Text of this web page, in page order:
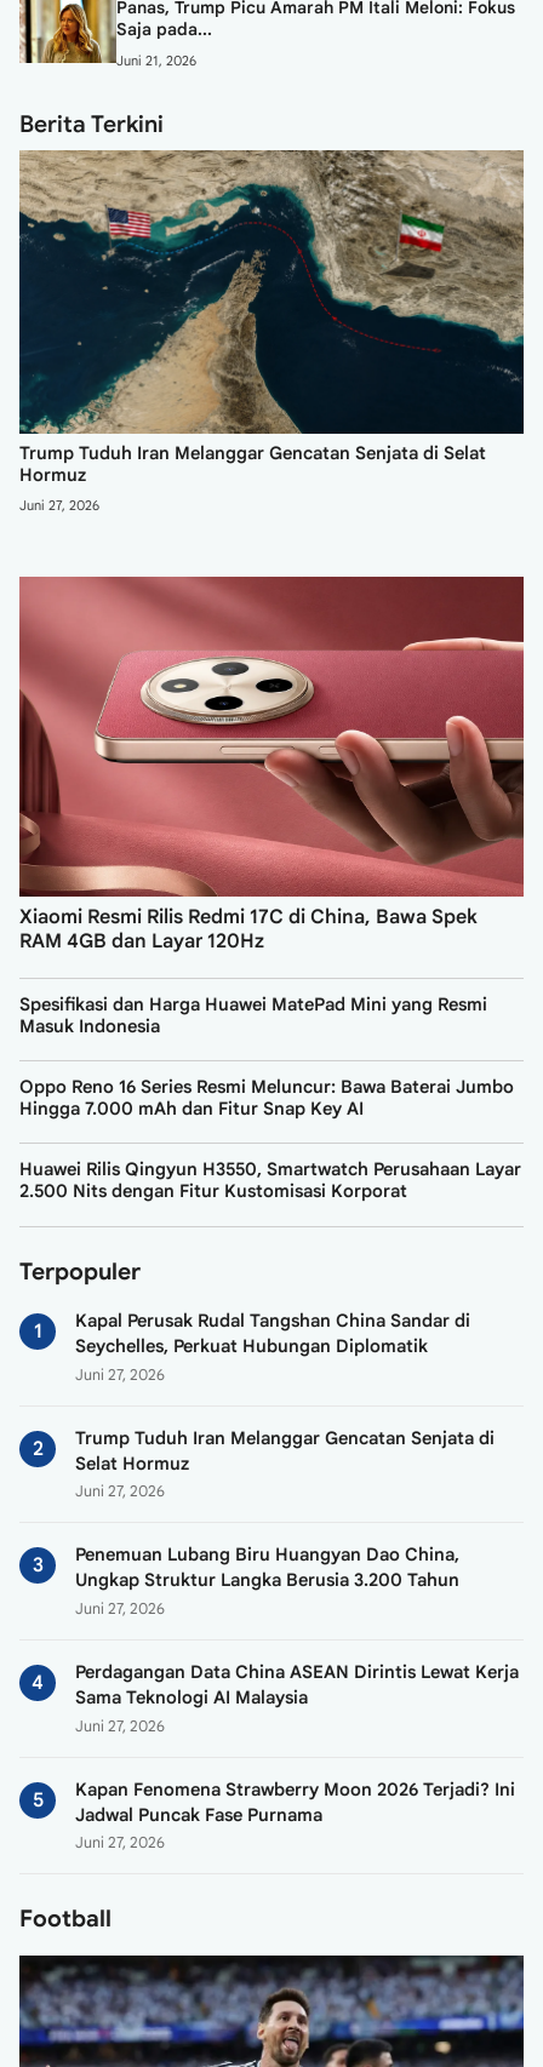
Panas, Trump Picu Amarah PM Itali Meloni: Fokus
Saja pada...
Juni 21, 2026
Berita Terkini
Trump Tuduh Iran Melanggar Gencatan Senjata di Selat
Hormuz
Juni 27, 2026
Xiaomi Resmi Rilis Redmi 17C di China, Bawa Spek
RAM 4GB dan Layar 120Hz
Spesifikasi dan Harga Huawei MatePad Mini yang Resmi
Masuk Indonesia
Oppo Reno 16 Series Resmi Meluncur: Bawa Baterai Jumbo
Hingga 7.000 mAh dan Fitur Snap Key AI
Huawei Rilis Qingyun H3550, Smartwatch Perusahaan Layar
2.500 Nits dengan Fitur Kustomisasi Korporat
Terpopuler
Kapal Perusak Rudal Tangshan China Sandar di
Seychelles, Perkuat Hubungan Diplomatik
Juni 27, 2026
Trump Tuduh Iran Melanggar Gencatan Senjata di
Selat Hormuz
Juni 27, 2026
Penemuan Lubang Biru Huangyan Dao China,
Ungkap Struktur Langka Berusia 3.200 Tahun
Juni 27, 2026
Perdagangan Data China ASEAN Dirintis Lewat Kerja
Sama Teknologi AI Malaysia
Juni 27, 2026
Kapan Fenomena Strawberry Moon 2026 Terjadi? Ini
Jadwal Puncak Fase Purnama
Juni 27, 2026
Football